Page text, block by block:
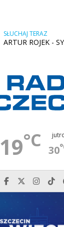
SŁUCHAJ TERAZ
ARTUR ROJEK -
19°C 30
Najlepiej po prostu
Odwiedź nas na
Odwiedź